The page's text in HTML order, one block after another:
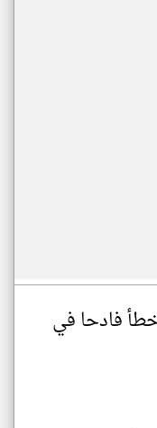
فادحا في